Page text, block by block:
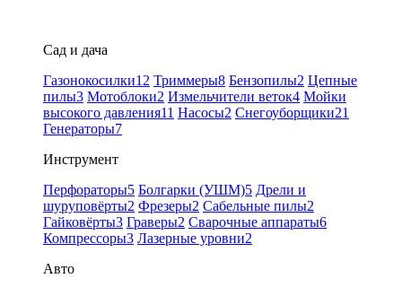
Сад и дача
Газонокосилки12 Триммеры8 Бензопилы2 Цепные
пилы3 Мотоблоки2 Измельчители веток4 Мойки
высокого давления11 Насосы2 Снегоуборщики21
Генераторы7
Инструмент
Перфораторы5 Болгарки (УШМ)5 Дрели и
шуруповёрты2 Фрезеры2 Сабельные пилы2
Гайковёрты3 Граверы2 Сварочные аппараты6
Компрессоры3 Лазерные уровни2
Авто